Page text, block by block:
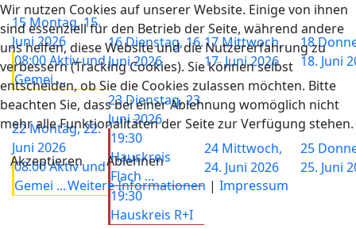
15 Montag, 15.
Juni 2026
08:00 Aktiv und
Gemei ...
16Dienstag, 16.
Juni 2026
17 Mittwoch,
17. Juni 2026
18
18. Juni
22Montag, 22.
Juni 2026
08:00 Aktiv und
Gemei ...
23Dienstag, 23.
Juni 2026
19:30
Hauskreis
Flach ...
19:30
Hauskreis R+I
24 Mittwoch,
24. Juni 2026
25
25. Juni
Wir nutzen Cookies auf unserer Website. Einige von ihnen
sind essenziell für den Betrieb der Seite, während andere
uns helfen, diese Website und die Nutzererfahrung zu
verbessern (Tracking Cookies). Sie können selbst
entscheiden, ob Sie die Cookies zulassen möchten. Bitte
beachten Sie, dass bei einer Ablehnung womöglich nicht
mehr alle Funktionalitäten der Seite zur Verfügung stehen.
Akzeptieren
Ablehnen
Weitere Informationen | Impressum